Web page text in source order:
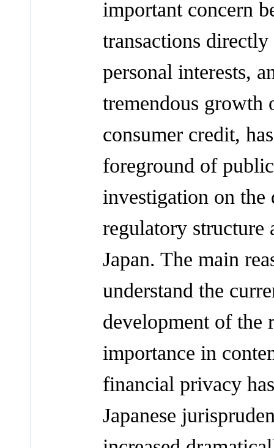
important concern
transactions
personal interests,
tremendous growth
consumer credit,
foreground of
investigation on
regulatory structure
Japan. The main
understand the
development of the
importance in
financial privacy
Japanese